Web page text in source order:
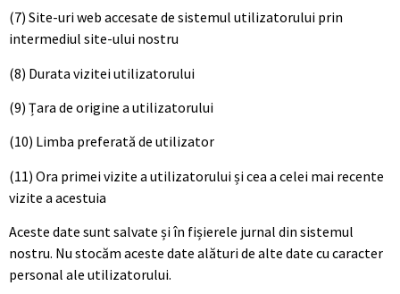
(7) Site-uri web accesate de sistemul utilizatorului prin
intermediul site-ului nostru
(8) Durata vizitei utilizatorului
(9) Țara de origine a utilizatorului
(10) Limba preferată de utilizator
(11) Ora primei vizite a utilizatorului și cea a celei mai recente
vizite a acestuia
Aceste date sunt salvate și în fișierele jurnal din sistemul
nostru. Nu stocăm aceste date alături de alte date cu caracter
personal ale utilizatorului.